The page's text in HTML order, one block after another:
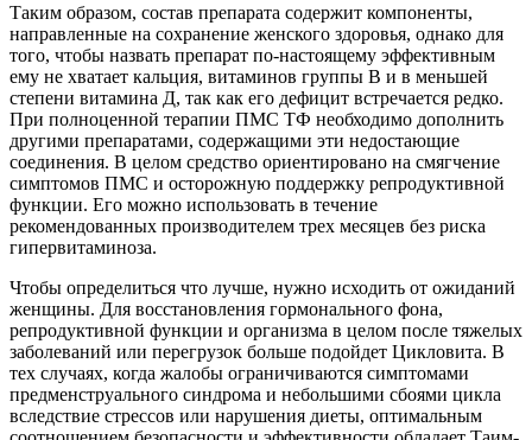
Таким образом, состав препарата содержит компоненты,
направленные на сохранение женского здоровья, однако для
того, чтобы назвать препарат по-настоящему эффективным
ему не хватает кальция, витаминов группы В и в меньшей
степени витамина Д, так как его дефицит встречается редко.
При полноценной терапии ПМС ТФ необходимо дополнить
другими препаратами, содержащими эти недостающие
соединения. В целом средство ориентировано на смягчение
симптомов ПМС и осторожную поддержку репродуктивной
функции. Его можно использовать в течение
рекомендованных производителем трех месяцев без риска
гипервитаминоза.
Чтобы определиться что лучше, нужно исходить от ожиданий
женщины. Для восстановления гормонального фона,
репродуктивной функции и организма в целом после тяжелых
заболеваний или перегрузок больше подойдет Цикловита. В
тех случаях, когда жалобы ограничиваются симптомами
предменструального синдрома и небольшими сбоями цикла
вследствие стрессов или нарушения диеты, оптимальным